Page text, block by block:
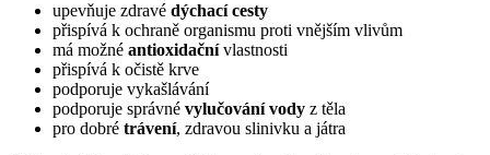
upevňuje zdravé dýchací cesty
přispívá k ochraně organismu proti vnějším vlivům
má možné antioxidačnívlastnosti
přispívá k očistě krve
podporuje vykašlávání
podporuje správné vylučování vody z těla
pro dobré trávení, zdravou slinivku a játra